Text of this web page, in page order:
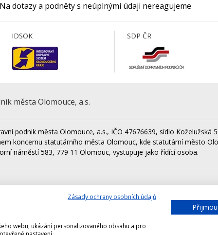
dotazy a podněty s neúplnými údaji nereagujeme
IDSOK SDP ČR
města Olomouce, a.s.
podnik města Olomouce, a.s., IČO 47676639, sídlo Koželužská
koncernu statutárního města Olomouc, kde statutární město
náměstí 583, 779 11 Olomouc, vystupuje jako řídící osoba.
Lesy města Olomouce, a.s.Zásady ochrany osobních údajů
webu, ukázání personalizovaného obsahu a pro